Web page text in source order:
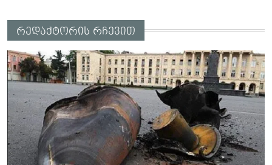
რედაქტორის რჩევით